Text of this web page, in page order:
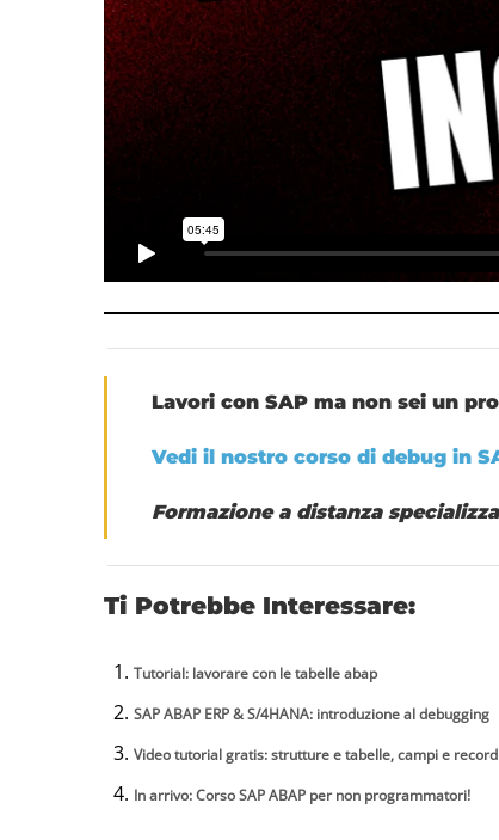
Lavori con SAP ma non sei un
Vedi il nostro corso di debug in
Formazione a distanza
Ti Potrebbe Interessare:
Tutorial: lavorare con le tabelle abap
SAP ABAP ERP & S/4HANA: introduzione al debugging
Video tutorial gratis: strutture e tabelle, campi e record
In arrivo: Corso SAP ABAP per non programmatori!